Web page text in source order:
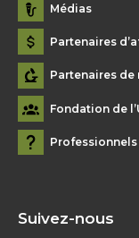
Médias
Partenaires
Partenaires de
Fondation de
Suivez-nous